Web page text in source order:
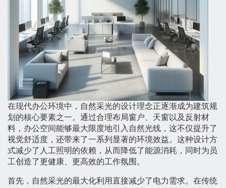
在现代办公环境中，自然采光的设计理念正逐渐成为建筑规
划的核心要素之一。通过合理布局窗户、天窗以及反射材
料，办公空间能够最大限度地引入自然光线，这不仅提升了
视觉舒适度，还带来了一系列显著的环境效益。这种设计方
式减少了人工照明的依赖，从而降低了能源消耗，同时为员
工创造了更健康、更高效的工作氛围。
首先，自然采光的最大化利用直接减少了电力需求。在传统